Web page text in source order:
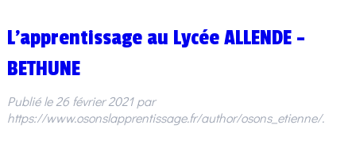
L’apprentissage au Lycée ALLENDE –
BETHUNE
Publié le26 février 2021par
https://www.osonslapprentissage.fr/author/osons_etienne/.